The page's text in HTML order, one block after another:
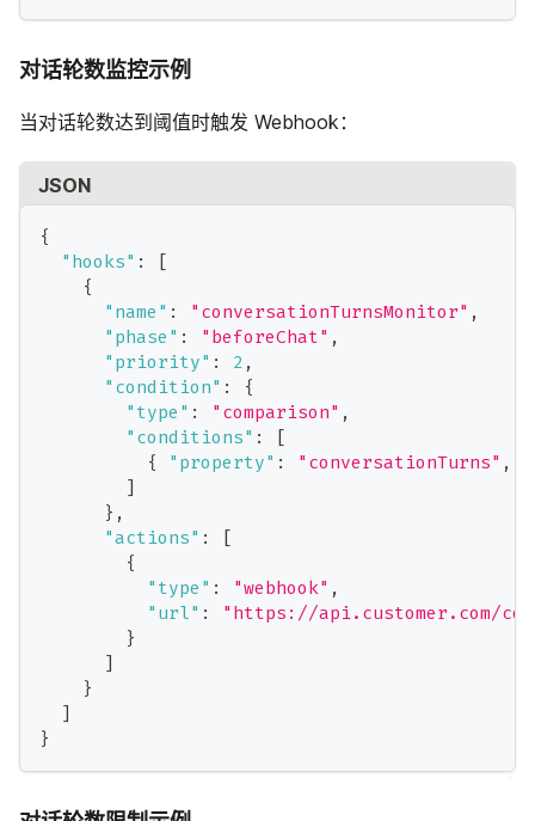
对话轮数监控示例
当对话轮数达到阈值时触发 Webhook：
JSON
{
"hooks" :
[
{
"name" : "conversationTurnsMonitor" ,
"phase" : "beforeChat" ,
"priority" : 2 ,
"condition" :
{
"type" : "comparison" ,
"conditions" :
[
{
"property" : "conversationTurns" ,
]
} ,
"actions" :
[
{
"type" : "webhook" ,
"url" :
"https://api.customer.com/
}
]
}
]
}